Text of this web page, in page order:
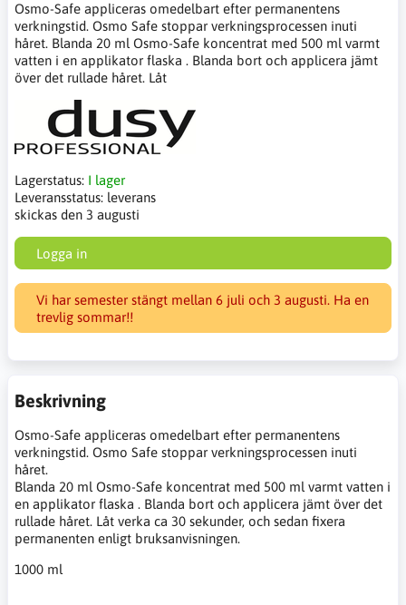
Osmo-Safe appliceras omedelbart efter permanentens
verkningstid. Osmo Safe stoppar verkningsprocessen inuti
håret. Blanda 20 ml Osmo-Safe koncentrat med 500 ml varmt
vatten i en applikator flaska . Blanda bort och applicera jämt
över det rullade håret. Låt
Lagerstatus: I lager
Leveransstatus: leverans
skickas den 3 augusti
Logga in
Vi har semester stängt mellan 6 juli och 3 augusti. Ha en
trevlig sommar!!
Beskrivning
Osmo-Safe appliceras omedelbart efter permanentens
verkningstid. Osmo Safe stoppar verkningsprocessen inuti
håret.
Blanda 20 ml Osmo-Safe koncentrat med 500 ml varmt vatten i
en applikator flaska . Blanda bort och applicera jämt över det
rullade håret. Låt verka ca 30 sekunder, och sedan fixera
permanenten enligt bruksanvisningen.
1000 ml